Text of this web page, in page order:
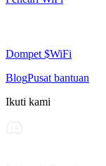
Dompet $WiFi
BlogPusat bantuan
Ikuti kami